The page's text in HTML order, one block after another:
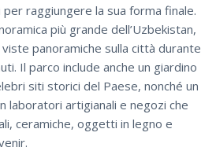
raggiungere la sua forma finale.
più grande dell’Uzbekistan,
panoramiche sulla città durante
Il parco include anche un giardino
siti storici del Paese, nonché un
laboratori artigianali e negozi che
ceramiche, oggetti in legno e